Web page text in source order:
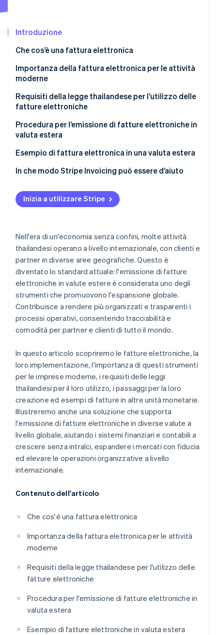
Prevenzione delle frodi
Costituzione di start-up
Climate
Rimozione del carbonio
Identity
Verifica online dell'identità
Stripe Sessions 2026
Scopri come Stripe sta costruendo l'infrastruttura
Guarda ora
Stripe App Marketplace
Introduzione
Che cos’è una fattura elettronica
Importanza della fattura elettronica per le attività
moderne
Requisiti della legge thailandese per l’utilizzo delle
fatture elettroniche
Regolamento ministeriale n. 384
valuta estera
Sezioni 86/4 e 86/6
Utilizzo di un sistema sicuro e affidabile
Formato standard dei dati
Legge sulla protezione dei dati personali
Procedura per l’emissione di fatture elettroniche in
valuta estera
Altre prassi per l’emissione di fatture elettroniche in
Esempio di fattura elettronica in una valuta estera
In che modo Stripe Invoicing può essere d’aiuto
Inizia a utilizzare Stripe
Nell'era di un'economia senza confini, molte attività
thailandesi operano a livello internazionale, con clienti e
partner in diverse aree geografiche. Questo è
diventato lo standard attuale: l'emissione di fatture
elettroniche in valute estere è considerata uno degli
strumenti che promuovono l'espansione globale.
Contribuisce a rendere più organizzati e trasparenti i
processi operativi, consentendo tracciabilità e
comodità per partner e clienti di tutto il mondo.
In questo articolo scopriremo le fatture elettroniche, la
loro implementazione, l'importanza di questi strumenti
per le imprese moderne, i requisiti delle leggi
thailandesi per il loro utilizzo, i passaggi per la loro
creazione ed esempi di fatture in altre unità monetarie.
Illustreremo anche una soluzione che supporta
l'emissione di fatture elettroniche in diverse valute a
livello globale, aiutando i sistemi finanziari e contabili a
crescere senza intralci, espandere i mercati con fiducia
ed elevare le operazioni organizzative a livello
internazionale.
Contenuto dell'articolo
Che cos'è una fattura elettronica
Importanza della fattura elettronica per le attività
moderne
Requisiti della legge thailandese per l'utilizzo delle
fatture elettroniche
Procedura per l'emissione di fatture elettroniche in
valuta estera
Esempio di fatture elettroniche in valuta estera